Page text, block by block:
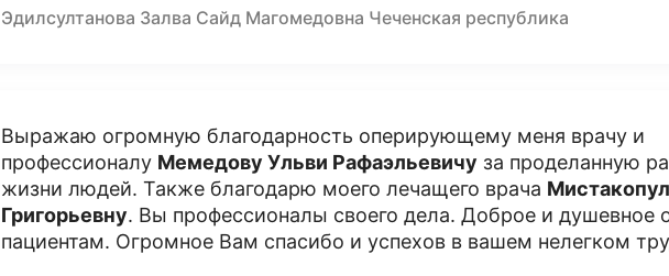
Эдилсултанова Залва Сайд Магомедовна Чеченская республика
Выражаю огромную благодарность оперирующему меня врачу и
профессионалу Мемедову Ульви Рафаэльевичу за проделанную
жизни людей. Также благодарю моего лечащего врача
Григорьевну. Вы профессионалы своего дела. Доброе и душевное
пациентам. Огромное Вам спасибо и успехов в вашем нелегком